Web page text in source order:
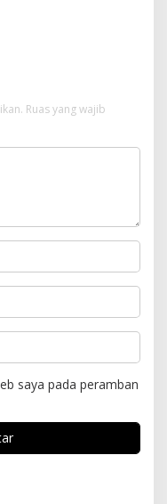
Ruas yang wajib
saya pada peramban